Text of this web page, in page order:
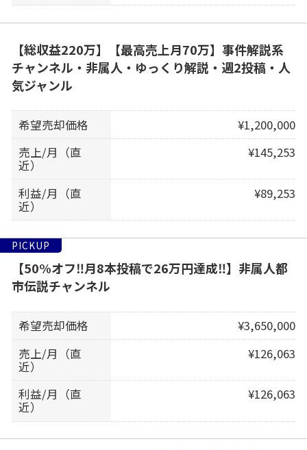
【総収益220万】【最高売上月70万】事件解説系
チャンネル・非属人・ゆっくり解説・週2投稿・人
気ジャンル
希望売却価格
¥1,200,000
売上/月（直
近）
¥145,253
利益/月（直
近）
¥89,253
PICKUP
【50%オフ‼️月8本投稿で26万円達成‼️】非属人都
市伝説チャンネル
希望売却価格
¥3,650,000
売上/月（直
近）
¥126,063
利益/月（直
近）
¥126,063